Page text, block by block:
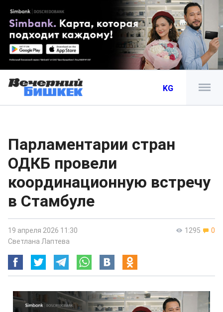
KG
Парламентарии стран
ОДКБ провели
координационную встречу
в Стамбуле
1295 0
19 апреля 2026 11:30
Светлана Лаптева